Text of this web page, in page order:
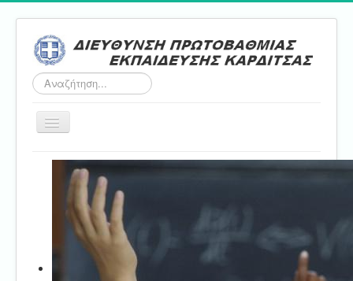
Αναζήτηση...
Εναλλαγή
Αρχική
Τμήμα Α'
Τμήμα Β'